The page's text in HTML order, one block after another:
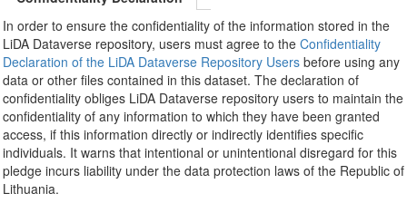
In order to ensure the confidentiality of the information stored in the
LiDA Dataverse repository, users must agree to the Confidentiality
Declaration of the LiDA Dataverse Repository Usersbefore using any
data or other files contained in this dataset. The declaration of
confidentiality obliges LiDA Dataverse repository users to maintain the
confidentiality of any information to which they have been granted
access, if this information directly or indirectly identifies specific
individuals. It warns that intentional or unintentional disregard for this
pledge incurs liability under the data protection laws of the Republic of
Lithuania.